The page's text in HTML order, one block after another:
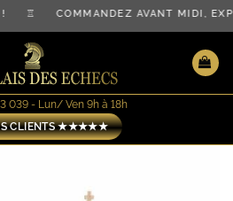
♖ COMMANDEZ AVANT MIDI,
039 - Lun/ Ven 9h à 18h
CLIENTS ★★★★★